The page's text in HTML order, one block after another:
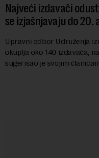
Najveći izdavači
se izjašnjavaju do 20.
Upravni odbor Udruženja
okuplja oko 140 izdavača,
sugerisao je svojim